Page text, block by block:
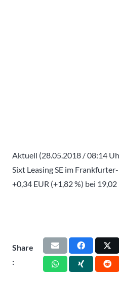
Aktuell (28.05.2018 / 08:14
Sixt Leasing SE im
+0,34 EUR (+1,82 %) bei 19,02
Share
: